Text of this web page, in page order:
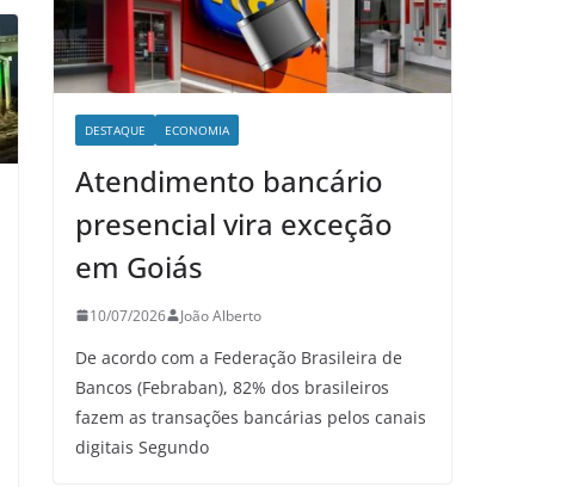
DESTAQUE ECONOMIA
Atendimento bancário
presencial vira exceção
em Goiás
10/07/2026 João Alberto
De acordo com a Federação Brasileira de
Bancos (Febraban), 82% dos brasileiros
fazem as transações bancárias pelos canais
digitais Segundo